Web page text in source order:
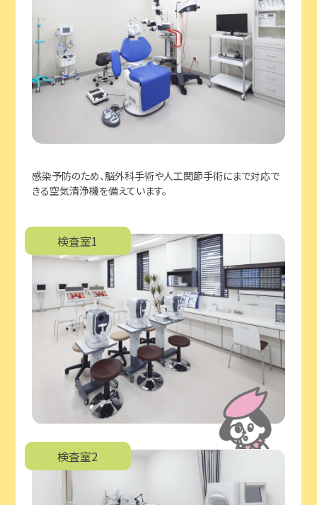
感染予防のため、脳外科手術や人工関節手術にまで対応で
きる空気清浄機を備えています。
検査室1
検査室2